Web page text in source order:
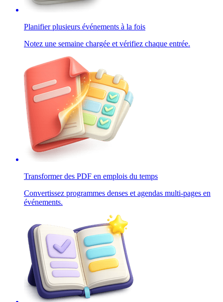
Planifier plusieurs événements à la fois
Notez une semaine chargée et vérifiez chaque entrée.
Transformer des PDF en emplois du temps
Convertissez programmes denses et agendas multi-pages en
événements.